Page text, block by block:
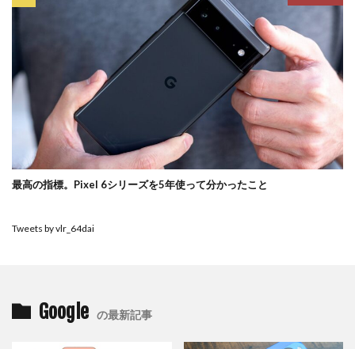
最高の指標。Pixel 6シリーズを5年使って分かったこと
Tweets by vlr_64dai
Google の最新記事